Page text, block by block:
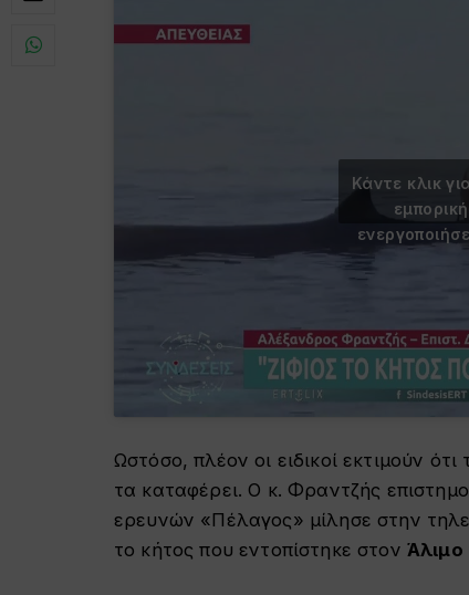
Κάντε κλικ
Ωστόσο, πλέον οι ειδικοί εκτιμούν
τα καταφέρει. Ο κ. Φραντζής
ερευνών «Πέλαγος» μίλησε στην
το κήτος που εντοπίστηκε στον Άλιμο